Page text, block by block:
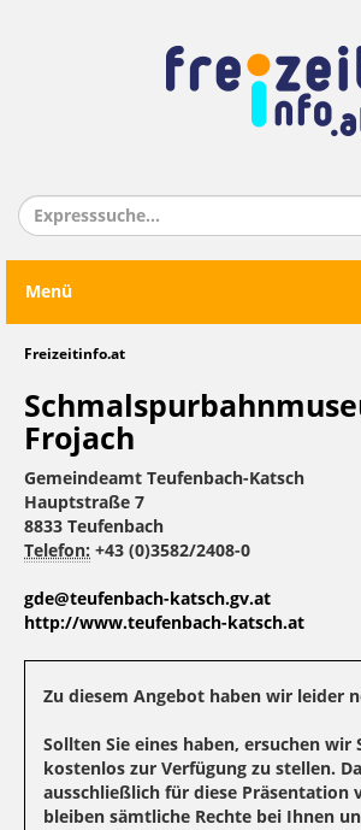
Menü
Freizeitinfo.at
Frojach
Gemeindeamt Teufenbach-Katsch
Hauptstraße 7
8833 Teufenbach
Telefon: +43 (0)3582/2408-0
gde@teufenbach-katsch.gv.at
http://www.teufenbach-katsch.at
Zu diesem Angebot haben wir leider
Sollten Sie eines haben, ersuchen wir
kostenlos zur Verfügung zu stellen.
ausschließlich für diese Präsentation
bleiben sämtliche Rechte bei Ihnen